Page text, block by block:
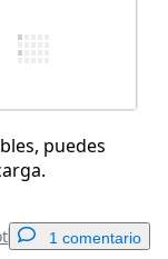
puedes
1 comentario